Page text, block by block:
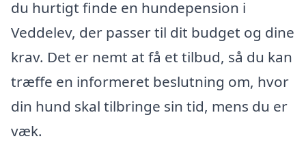
du hurtigt finde en hundepension i
Veddelev, der passer til dit budget og dine
krav. Det er nemt at få et tilbud, så du kan
træffe en informeret beslutning om, hvor
din hund skal tilbringe sin tid, mens du er
væk.